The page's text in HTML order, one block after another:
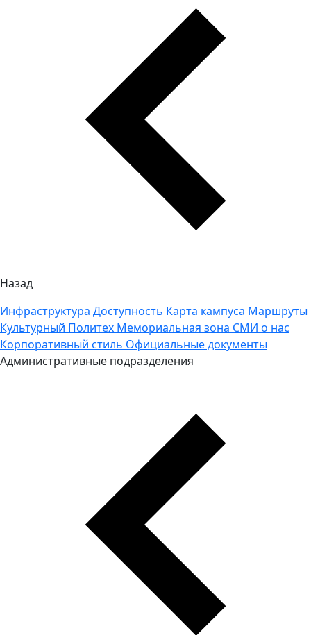
Назад
Инфраструктура Доступность Карта кампуса Маршруты
Культурный Политех Мемориальная зона СМИ о нас
Корпоративный стиль Официальные документы
Административные подразделения